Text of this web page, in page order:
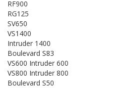
RF900
RG125
SV650
VS1400
Intruder 1400
Boulevard S83
VS600 Intruder 600
VS800 Intruder 800
Boulevard S50